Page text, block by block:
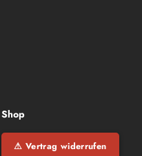
Shop
⚠ Vertrag widerrufen